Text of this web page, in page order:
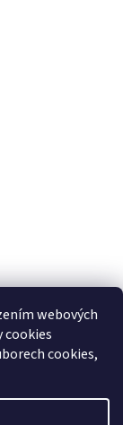
webových
cookies
cookies,